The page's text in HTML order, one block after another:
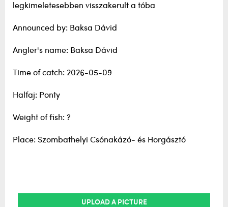
legkimeletesebben visszakerult a tóba
Announced by: Baksa Dávid
Angler's name: Baksa Dávid
Time of catch: 2026-05-09
Halfaj: Ponty
Weight of fish: ?
Place: Szombathelyi Csónakázó- és Horgásztó
UPLOAD A PICTURE